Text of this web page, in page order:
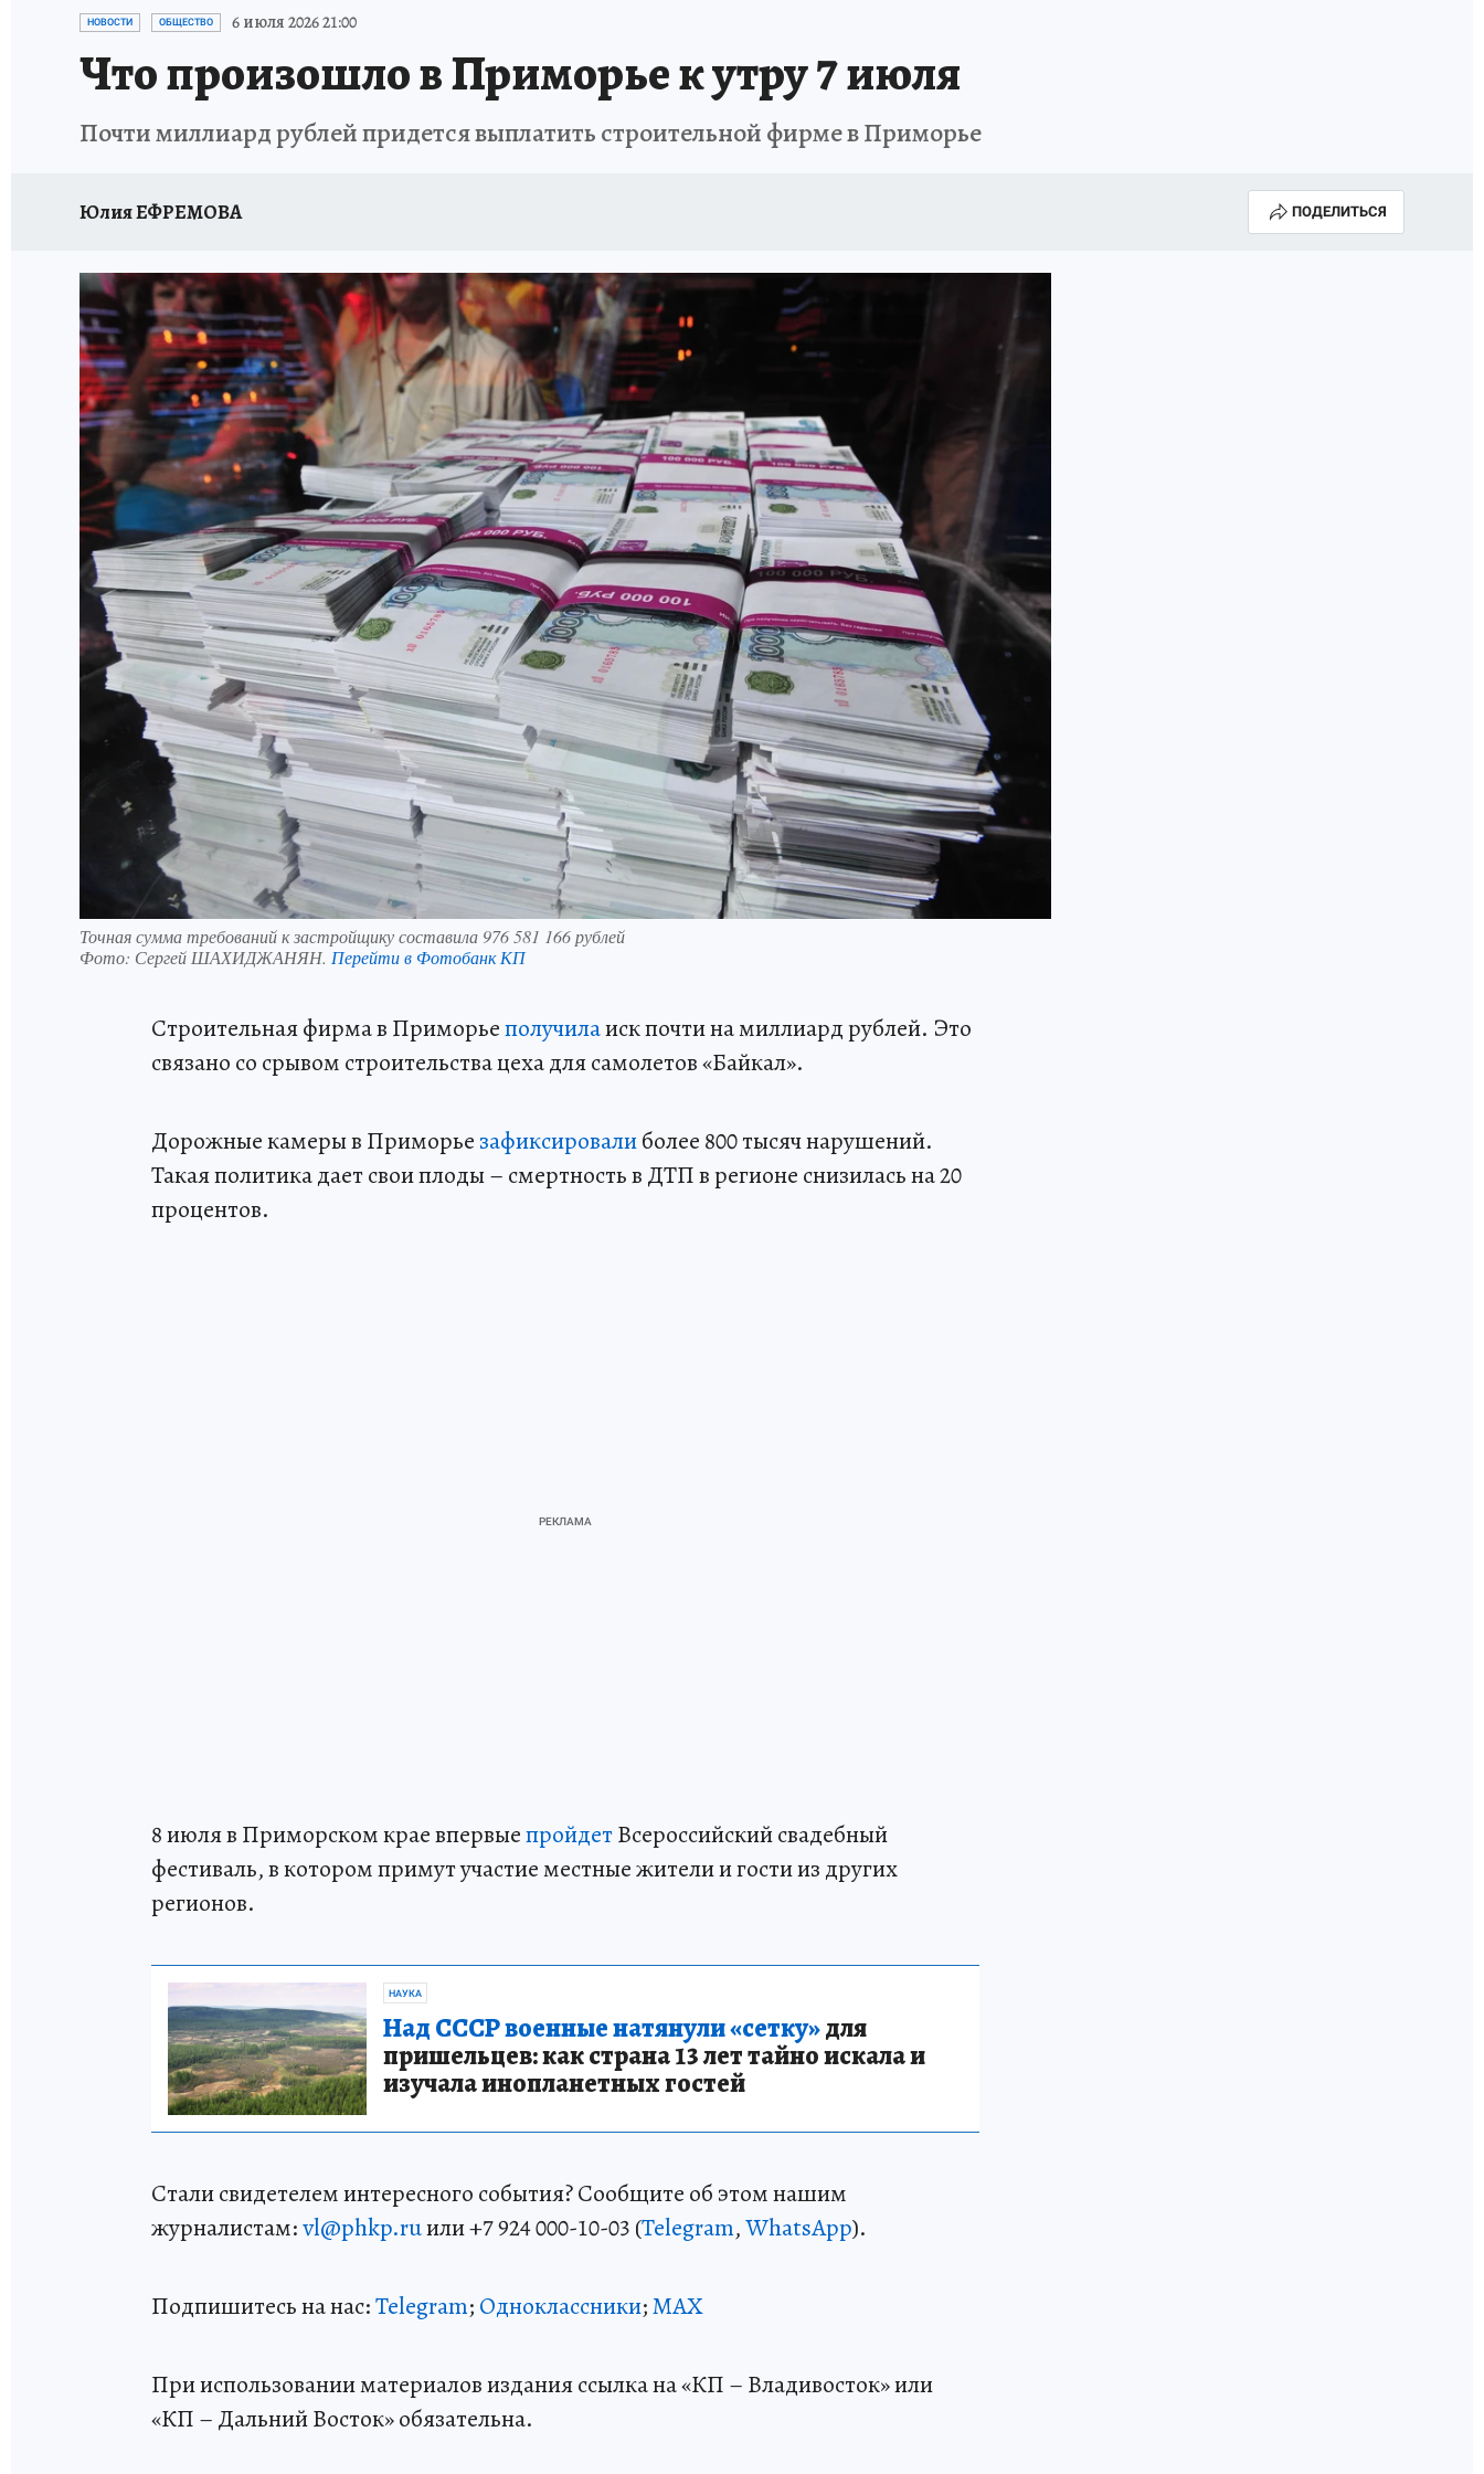
ДЕНЬ ПОБЕДЫ ВО ВЛАДИВОСТОКЕ 2026
АНТИРАК СТРАНИЦЫ ИСТОРИИ ДАЛЬНЕГО ВОСТОКА АФИША МОЙ ЛЮБИМЫЙ УЧИТЕЛЬ – 2024 ИСПЫТАНО НА СЕБЕ
НОВОСТИ ОБЩЕСТВО 6 июля 2026 21:00
Что произошло в Приморье к утру 7 июля
Почти миллиард рублей придется выплатить строительной фирме в Приморье
Юлия ЕФРЕМОВА ПОДЕЛИТЬСЯ
Точная сумма требований к застройщику составила 976 581 166 рублей
Фото: Сергей ШАХИДЖАНЯН. Перейти в Фотобанк КП
Строительная фирма в Приморьеполучилаиск почти на миллиард рублей. Это
связано со срывом строительства цеха для самолетов «Байкал».
Дорожные камеры в Приморье зафиксировалиболее 800 тысяч нарушений.
Такая политика дает свои плоды – смертность в ДТП в регионе снизилась на 20
процентов.
8 июля в Приморском крае впервыепройдетВсероссийский свадебный
фестиваль, в котором примут участие местные жители и гости из других
регионов.
НАУКА
Над СССР военные натянули «сетку»для
пришельцев: как страна 13 лет тайно искала и
изучала инопланетных гостей
Стали свидетелем интересного события? Сообщите об этом нашим
журналистам:vl@phkp.ruили +7 924 000-10-03 (Telegram,WhatsApp).
Подпишитесь на нас:Telegram; Одноклассники;MAX
При использовании материалов издания ссылка на «КП – Владивосток» или
«КП – Дальний Восток» обязательна.